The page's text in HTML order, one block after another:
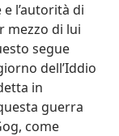
l’autorità di
mezzo di lui
segue
dell’Iddio
in
guerra
come